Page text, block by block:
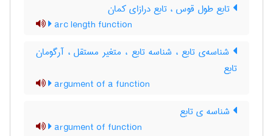
تابع طول قوس ، تابع درازای کمان
arc length function
شناسه‌ی تابع ، شناسه تابع ، متغیر مستقل ، آرگومان
تابع
argument of a function
شناسه ی تابع
argument of function